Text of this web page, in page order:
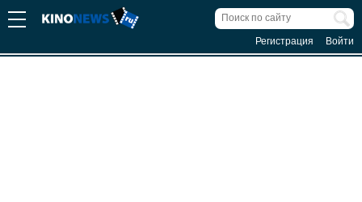
Регистрация Войти